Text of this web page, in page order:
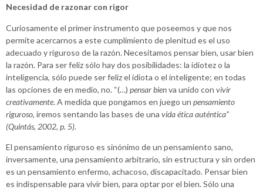
Necesidad de razonar con rigor
Curiosamente el primer instrumento que poseemos y que nos
permite acercarnos a este cumplimiento de plenitud es el uso
adecuado y riguroso de la razón. Necesitamos pensar bien, usar bien
la razón. Para ser feliz sólo hay dos posibilidades: la idiotez o la
inteligencia, sólo puede ser feliz el idiota o el inteligente; en todas
las opciones de en medio, no. “(…) pensar bienva unido con vivir
creativamente. A medida que pongamos en juego un pensamiento
riguroso, iremos sentando las bases de una vida ética auténtica”
(Quintás, 2002, p. 5).
El pensamiento riguroso es sinónimo de un pensamiento sano,
inversamente, una pensamiento arbitrario, sin estructura y sin orden
es un pensamiento enfermo, achacoso, discapacitado. Pensar bien
es indispensable para vivir bien, para optar por el bien. Sólo una